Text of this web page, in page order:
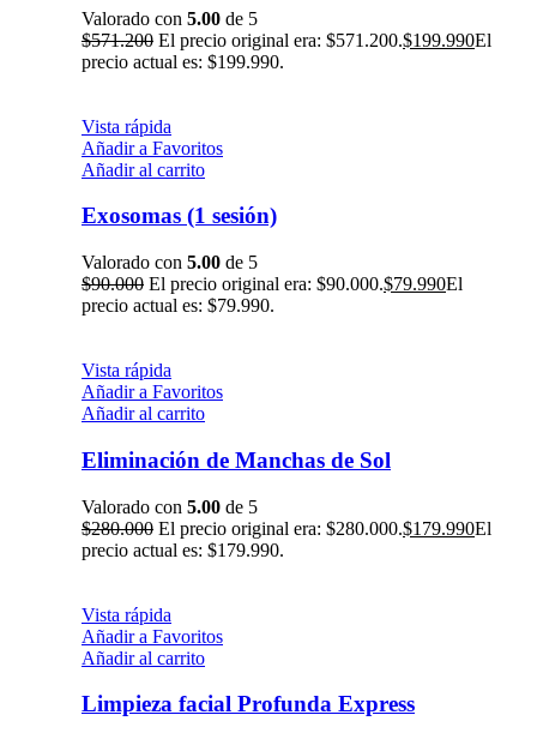
Valorado con 5.00 de 5
$571.200 El precio original era: $571.200.$199.990El
precio actual es: $199.990.
Vista rápida
Añadir a Favoritos
Añadir al carrito
Exosomas (1 sesión)
Valorado con 5.00 de 5
$90.000 El precio original era: $90.000.$79.990El
precio actual es: $79.990.
Vista rápida
Añadir a Favoritos
Añadir al carrito
Eliminación de Manchas de Sol
Valorado con 5.00 de 5
$280.000 El precio original era: $280.000.$179.990El
precio actual es: $179.990.
Vista rápida
Añadir a Favoritos
Añadir al carrito
Limpieza facial Profunda Express